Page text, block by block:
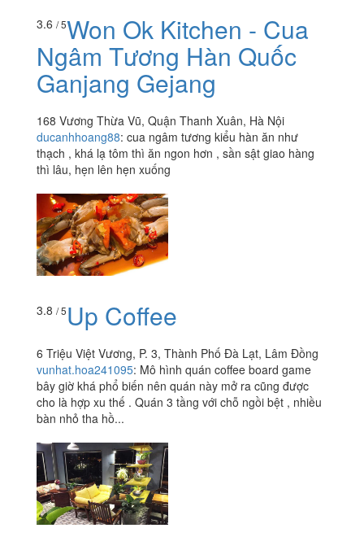
3.6 / 5Won Ok Kitchen - Cua
Ngâm Tương Hàn Quốc
Ganjang Gejang
168 Vương Thừa Vũ, Quận Thanh Xuân, Hà Nội
ducanhhoang88: cua ngâm tương kiểu hàn ăn như
thạch , khá lạ tôm thì ăn ngon hơn , sần sật giao hàng
thì lâu, hẹn lên hẹn xuống
3.8 / 5Up Coffee
6 Triệu Việt Vương, P. 3, Thành Phố Đà Lạt, Lâm Đồng
vunhat.hoa241095: Mô hình quán coffee board game
bây giờ khá phổ biến nên quán này mở ra cũng được
cho là hợp xu thế . Quán 3 tầng với chỗ ngồi bệt , nhiều
bàn nhỏ tha hồ...